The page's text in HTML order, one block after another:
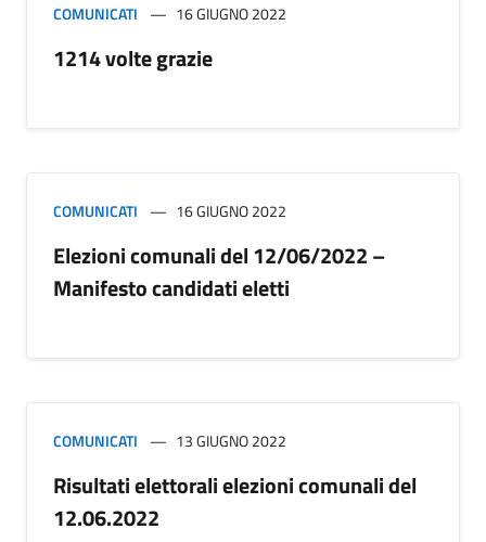
COMUNICATI 16 GIUGNO 2022
1214 volte grazie
COMUNICATI 16 GIUGNO 2022
Elezioni comunali del 12/06/2022 –
Manifesto candidati eletti
COMUNICATI 13 GIUGNO 2022
Risultati elettorali elezioni comunali del
12.06.2022